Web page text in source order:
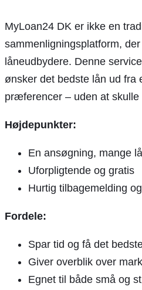
MyLoan24 DK er ikke en
sammenligningsplatform,
låneudbydere. Denne
ønsker det bedste lån ud fra
præferencer – uden at skulle
Højdepunkter:
En ansøgning, mange
Uforpligtende og gratis
Hurtig tilbagemelding
Fordele:
Spar tid og få det
Giver overblik over
Egnet til både små og